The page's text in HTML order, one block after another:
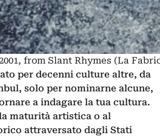
from Slant Rhymes (La
per decenni culture altre, da
solo per nominarne alcune,
a indagare la tua cultura.
maturità artistica o al
attraversato dagli Stati